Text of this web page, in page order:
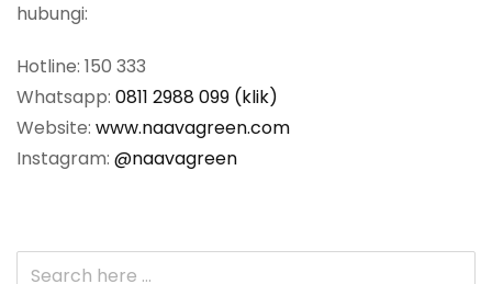
hubungi:
Hotline: 150 333
Whatsapp: 0811 2988 099 (klik)
Website: www.naavagreen.com
Instagram: @naavagreen